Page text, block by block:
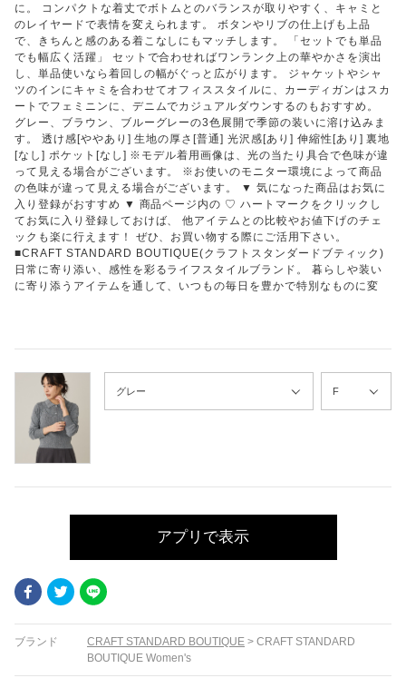
に。 コンパクトな着丈でボトムとのバランスが取りやすく、キャミと
のレイヤードで表情を変えられます。 ボタンやリブの仕上げも上品
で、きちんと感のある着こなしにもマッチします。 「セットでも単品
でも幅広く活躍」 セットで合わせればワンランク上の華やかさを演出
し、単品使いなら着回しの幅がぐっと広がります。 ジャケットやシャ
ツのインにキャミを合わせてオフィススタイルに、カーディガンはスカ
ートでフェミニンに、デニムでカジュアルダウンするのもおすすめ。
グレー、ブラウン、ブルーグレーの3色展開で季節の装いに溶け込みま
す。 透け感[ややあり] 生地の厚さ[普通] 光沢感[あり] 伸縮性[あり] 裏地
[なし] ポケット[なし] ※モデル着用画像は、光の当たり具合で色味が違
って見える場合がございます。 ※お使いのモニター環境によって商品
の色味が違って見える場合がございます。 ▼ 気になった商品はお気に
入り登録がおすすめ ▼ 商品ページ内の ♡ ハートマークをクリックし
てお気に入り登録しておけば、 他アイテムとの比較やお値下げのチェ
ックも楽に行えます！ ぜひ、お買い物する際にご活用下さい。
■CRAFT STANDARD BOUTIQUE(クラフトスタンダードブティック)
日常に寄り添い、感性を彩るライフスタイルブランド。 暮らしや装い
に寄り添うアイテムを通して、いつもの毎日を豊かで特別なものに変
アプリで表示
FacebookTwitter
ブランド CRAFT STANDARD BOUTIQUE > CRAFT STANDARD
BOUTIQUE Women's